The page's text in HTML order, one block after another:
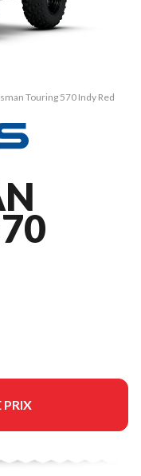
Touring 570 Indy Red
PRIX